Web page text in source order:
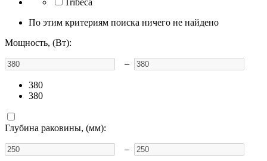
По этим критериям поиска ничего не найдено
Мощность, (Вт):
–
380
380
Глубина раковины, (мм):
–